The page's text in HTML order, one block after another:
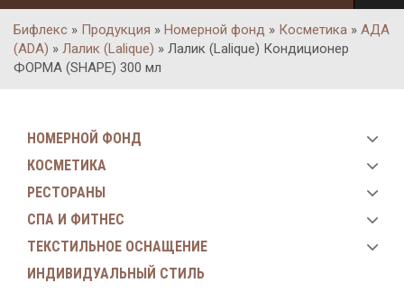
Бифлекс » Продукция » Номерной фонд » Косметика » АДА
(ADA) » Лалик (Lalique) » Лалик (Lalique) Кондиционер
ФОРМА (SHAPE) 300 мл
НОМЕРНОЙ ФОНД
КОСМЕТИКА
РЕСТОРАНЫ
СПА И ФИТНЕС
ТЕКСТИЛЬНОЕ ОСНАЩЕНИЕ
ИНДИВИДУАЛЬНЫЙ СТИЛЬ